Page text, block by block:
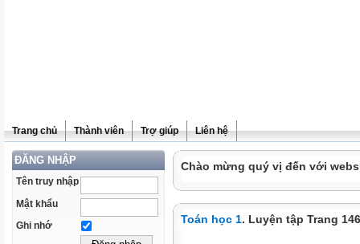
Trang chủ Thành viên Trợ giúp Liên hệ
ĐĂNG NHẬP
Tên truy nhập
Mật khẩu
Ghi nhớ
Chào mừng quý vị đến với
Toán học 1. Luyện tập Trang 146